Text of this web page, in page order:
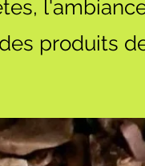
produits